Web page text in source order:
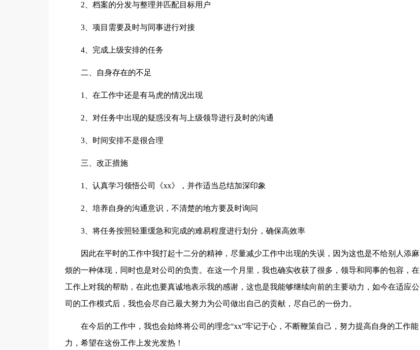
2、档案的分发与整理并匹配目标用户
3、项目需要及时与同事进行对接
4、完成上级安排的任务
二、自身存在的不足
1、在工作中还是有马虎的情况出现
2、对任务中出现的疑惑没有与上级领导进行及时的沟通
3、时间安排不是很合理
三、改正措施
1、认真学习领悟公司《xx》，并作适当总结加深印象
2、培养自身的沟通意识，不清楚的地方要及时询问
3、将任务按照轻重缓急和完成的难易程度进行划分，确保高效率
因此在平时的工作中我打起十二分的精神，尽量减少工作中出现的失误，因为这也是不给别人添麻
烦的一种体现，同时也是对公司的负责。在这一个月里，我也确实收获了很多，领导和同事的包容，在
工作上对我的帮助，在此也要真诚地表示我的感谢，这也是我能够继续向前的主要动力，如今在适应公
司的工作模式后，我也会尽自己最大努力为公司做出自己的贡献，尽自己的一份力。
在今后的工作中，我也会始终将公司的理念“xx”牢记于心，不断鞭策自己，努力提高自身的工作能
力，希望在这份工作上发光发热！